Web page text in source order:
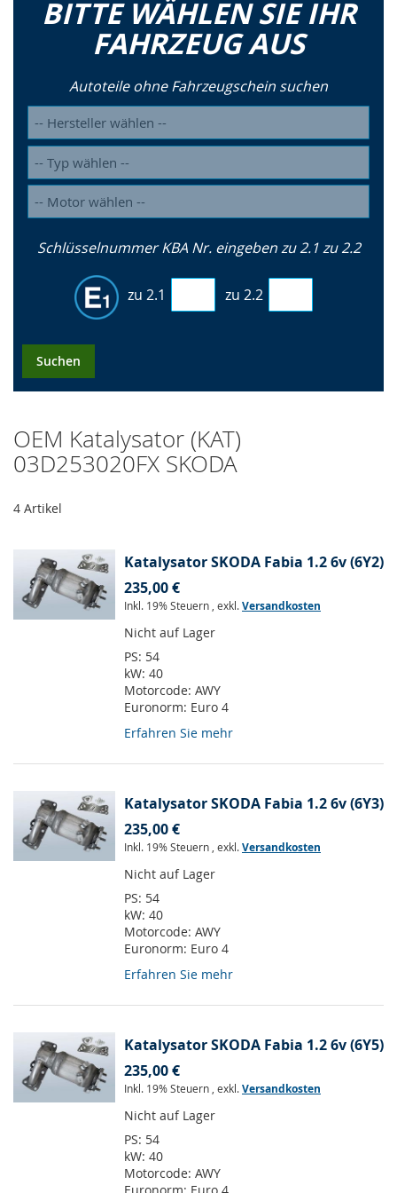
BITTE WÄHLEN SIE IHR
FAHRZEUG AUS
Autoteile ohne Fahrzeugschein suchen
Schlüsselnummer KBA Nr. eingeben zu 2.1 zu 2.2
zu 2.1 zu 2.2
Suchen
OEM Katalysator (KAT)
03D253020FX SKODA
4 Artikel
Katalysator SKODA Fabia 1.2 6v (6Y2)
235,00 €
Inkl. 19% Steuern , exkl.Versandkosten
Nicht auf Lager
PS: 54
kW: 40
Motorcode: AWY
Euronorm: Euro 4
Erfahren Sie mehr
Katalysator SKODA Fabia 1.2 6v (6Y3)
235,00 €
Inkl. 19% Steuern , exkl.Versandkosten
Nicht auf Lager
PS: 54
kW: 40
Motorcode: AWY
Euronorm: Euro 4
Erfahren Sie mehr
Katalysator SKODA Fabia 1.2 6v (6Y5)
235,00 €
Inkl. 19% Steuern , exkl.Versandkosten
Nicht auf Lager
PS: 54
kW: 40
Motorcode: AWY